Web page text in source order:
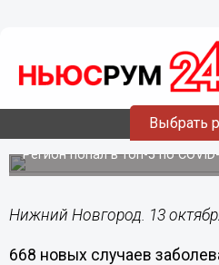
Выбрать
668 новых случаев
подтверждено в
Регион попал в топ-5 по
Нижний Новгород. 13
668 новых случаев